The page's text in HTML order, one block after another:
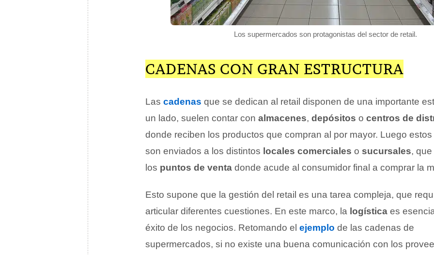
Los supermercados son protagonistas del sector de retail.
CADENAS CON GRAN ESTRUCTURA
Las cadenas que se dedican al retail disponen de una importante
un lado, suelen contar con almacenes, depósitos o centros de
donde reciben los productos que compran al por mayor. Luego
son enviados a los distintos locales comerciales o sucursales,
los puntos de venta donde acude al consumidor final a comprar la
Esto supone que la gestión del retail es una tarea compleja, que
articular diferentes cuestiones. En este marco, la logística es
éxito de los negocios. Retomando el ejemplo de las cadenas de
supermercados, si no existe una buena comunicación con los